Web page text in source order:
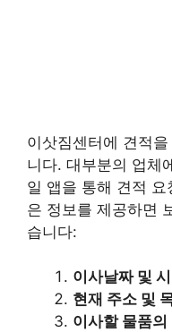
이삿짐센터에 견적
니다. 대부분의 업체
일 앱을 통해 견적
은 정보를 제공하면
습니다:
이사날짜 및
현재 주소 및
이사할 물품의